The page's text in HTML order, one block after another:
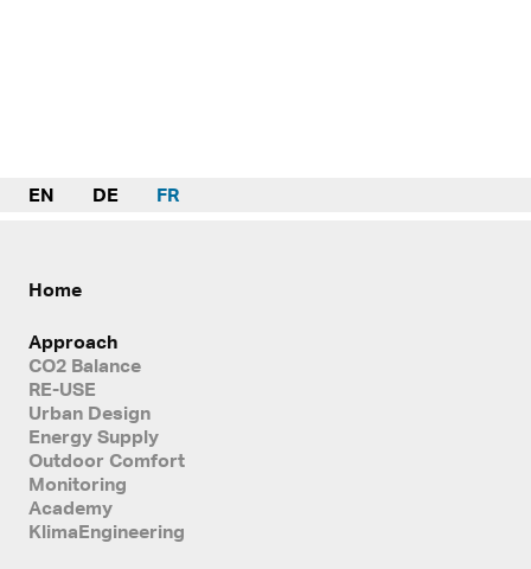
EN DE FR
Home
Approach
CO2 Balance
RE-USE
Urban Design
Energy Supply
Outdoor Comfort
Monitoring
Academy
KlimaEngineering